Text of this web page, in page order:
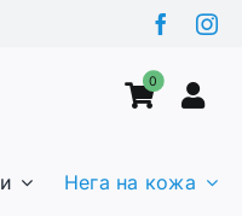
0
Нега на кожа